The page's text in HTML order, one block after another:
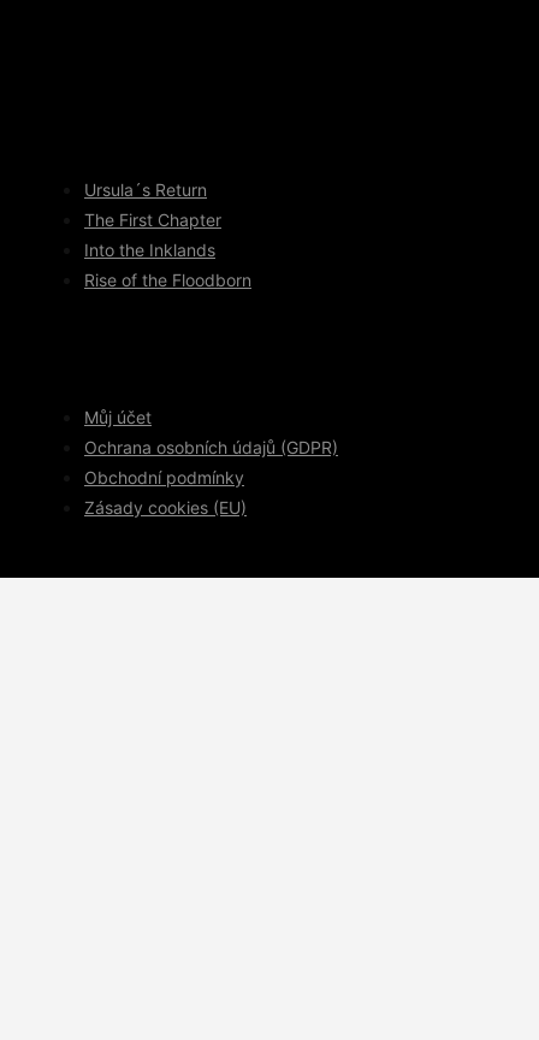
Ursula´s Return
The First Chapter
Into the Inklands
Rise of the Floodborn
Můj účet
Ochrana osobních údajů (GDPR)
Obchodní podmínky
Zásady cookies (EU)